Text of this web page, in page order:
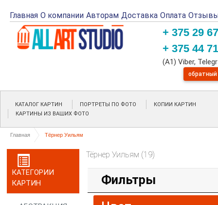
Главная О компании Авторам Доставка Оплата
+ 375 29
+ 375 44
(A1) Viber,
обратный
КАТАЛОГ КАРТИН ПОРТРЕТЫ ПО ФОТО
КОПИИ КАРТИН
КАРТИНЫ ИЗ ВАШИХ ФОТО
Главная Тёрнер Уильям
КАТЕГОРИИ
КАРТИН
Тёрнер Уильям (19)
Фильтры